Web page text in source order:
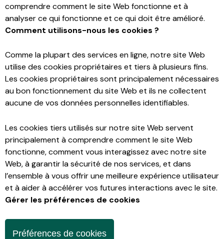
comprendre comment le site Web fonctionne et à
analyser ce qui fonctionne et ce qui doit être amélioré.
Comment utilisons-nous les cookies ?
Comme la plupart des services en ligne, notre site Web
utilise des cookies propriétaires et tiers à plusieurs fins.
Les cookies propriétaires sont principalement nécessaires
au bon fonctionnement du site Web et ils ne collectent
aucune de vos données personnelles identifiables.
Les cookies tiers utilisés sur notre site Web servent
principalement à comprendre comment le site Web
fonctionne, comment vous interagissez avec notre site
Web, à garantir la sécurité de nos services, et dans
l’ensemble à vous offrir une meilleure expérience utilisateur
et à aider à accélérer vos futures interactions avec le site.
Gérer les préférences de cookies
Préférences de cookies